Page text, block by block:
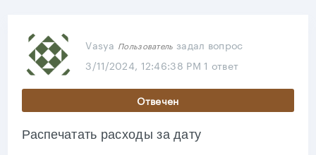
Vasya Пользователь задал вопрос
3/11/2024, 12:46:38 PM 1 ответ
Отвечен
Распечатать расходы за дату